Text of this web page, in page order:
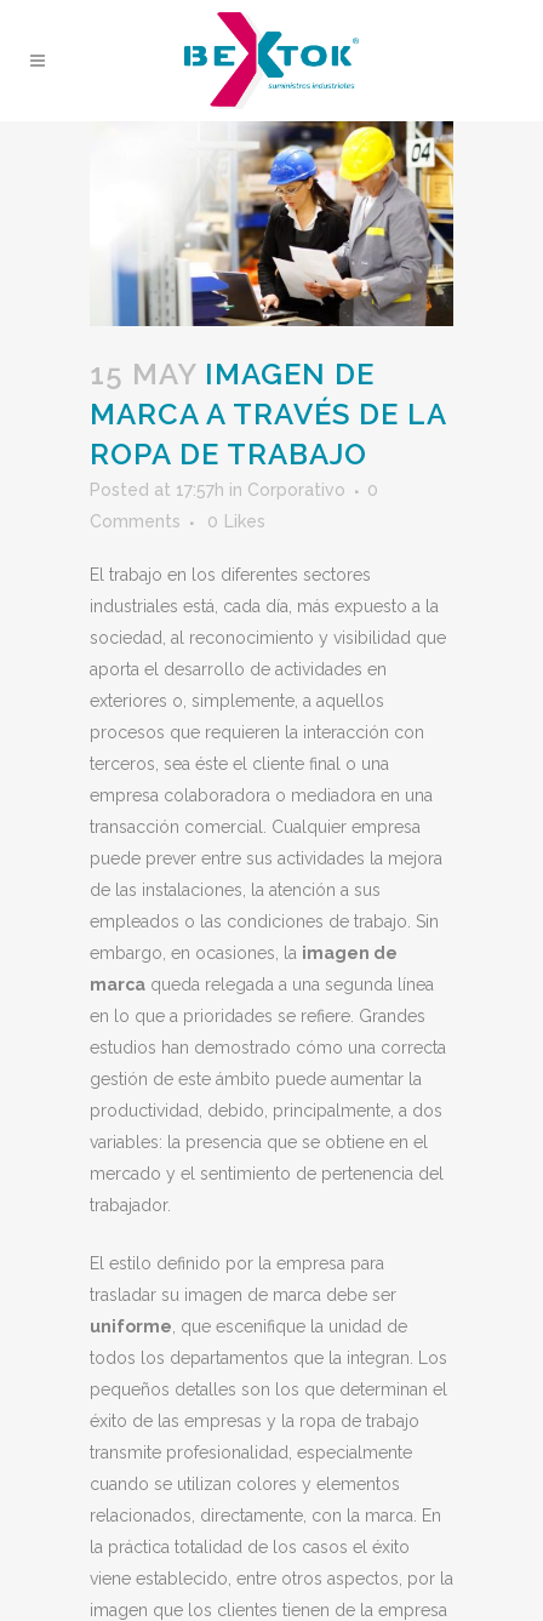
15 MAY IMAGEN DE
MARCA A TRAVÉS DE LA
ROPA DE TRABAJO
Posted at 17:57h in Corporativo
0
Comments
0 Likes
El trabajo en los diferentes sectores
industriales está, cada día, más expuesto a la
sociedad, al reconocimiento y visibilidad que
aporta el desarrollo de actividades en
exteriores o, simplemente, a aquellos
procesos que requieren la interacción con
terceros, sea éste el cliente final o una
empresa colaboradora o mediadora en una
transacción comercial. Cualquier empresa
puede prever entre sus actividades la mejora
de las instalaciones, la atención a sus
empleados o las condiciones de trabajo. Sin
embargo, en ocasiones, la imagen de
marca queda relegada a una segunda línea
en lo que a prioridades se refiere. Grandes
estudios han demostrado cómo una correcta
gestión de este ámbito puede aumentar la
productividad, debido, principalmente, a dos
variables: la presencia que se obtiene en el
mercado y el sentimiento de pertenencia del
trabajador.
El estilo definido por la empresa para
trasladar su imagen de marca debe ser
uniforme , que escenifique la unidad de
todos los departamentos que la integran. Los
pequeños detalles son los que determinan el
éxito de las empresas y la ropa de trabajo
transmite profesionalidad, especialmente
cuando se utilizan colores y elementos
relacionados, directamente, con la marca. En
la práctica totalidad de los casos el éxito
viene establecido, entre otros aspectos, por la
imagen que los clientes tienen de la empresa